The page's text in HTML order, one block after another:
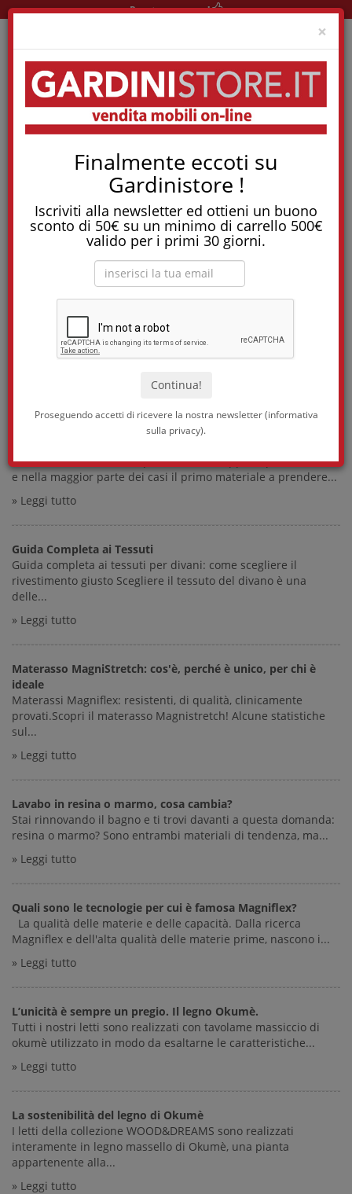
×
Finalmente eccoti su
Gardinistore !
Iscriviti alla newsletter ed ottieni un buono
sconto di 50€ su un minimo di carrello 500€
valido per i primi 30 giorni.
Proseguendo accetti di ricevere la nostra newsletter (informativa
sulla privacy).
Pronta consegna!
Le news di
GardiniStore.it
4 5 6 »
Nel primo articolo di questa serie abbiamo visto cosa dice la
normativa sui tessuti ignifughi: Tessuti ignifughi: cosa dice
Tessuti ignifughi: cosa dice la normativa e quali obblighi
Un incendio in un locale pubblico si sviluppa in pochi minuti,
e nella maggior parte dei casi il primo materiale a prendere...
» Leggi tutto
Guida Completa ai Tessuti
Guida completa ai tessuti per divani: come scegliere il
rivestimento giusto Scegliere il tessuto del divano è una
delle...
» Leggi tutto
Materasso MagniStretch: cos'è, perché è unico, per chi è
ideale
Materassi Magniflex: resistenti, di qualità, clinicamente
provati.Scopri il materasso Magnistretch! Alcune statistiche
sul...
» Leggi tutto
Lavabo in resina o marmo, cosa cambia?
Stai rinnovando il bagno e ti trovi davanti a questa domanda:
resina o marmo? Sono entrambi materiali di tendenza, ma...
» Leggi tutto
Quali sono le tecnologie per cui è famosa Magniflex?
La qualità delle materie e delle capacità. Dalla ricerca
Magniflex e dell'alta qualità delle materie prime, nascono i...
» Leggi tutto
L’unicità è sempre un pregio. Il legno Okumè.
Tutti i nostri letti sono realizzati con tavolame massiccio di
okumè utilizzato in modo da esaltarne le caratteristiche...
» Leggi tutto
La sostenibilità del legno di Okumè
I letti della collezione WOOD&DREAMS sono realizzati
interamente in legno massello di Okumè, una pianta
appartenente alla...
» Leggi tutto